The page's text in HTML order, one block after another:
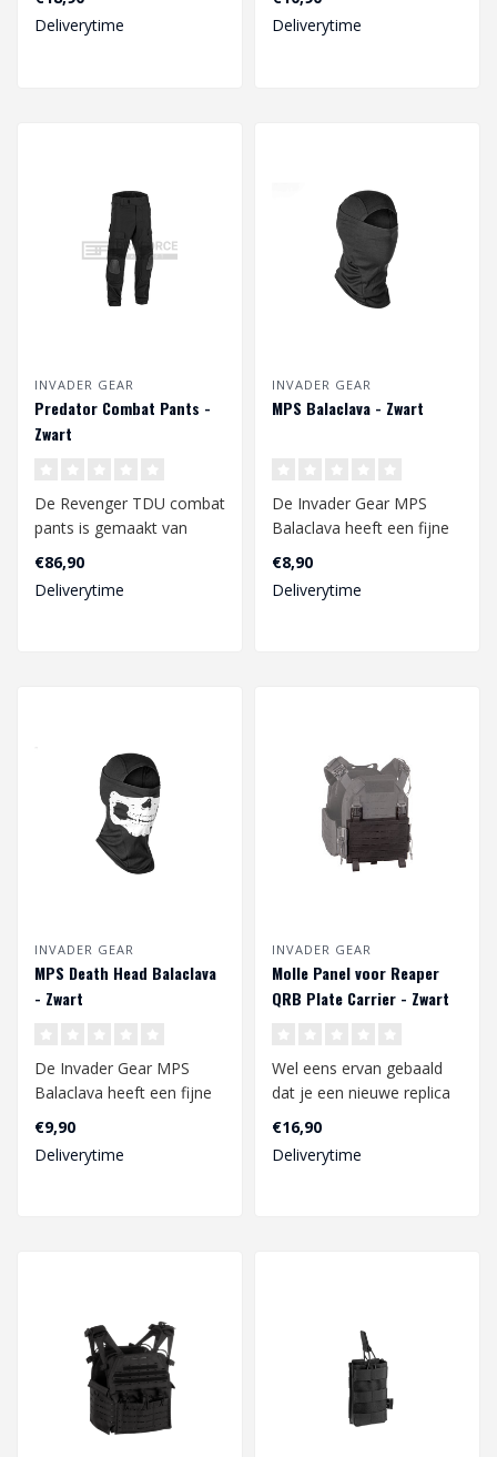
of inzeth..
Deliverytime
neopreen oppervlak..
Deliverytime
INVADER GEAR
Predator Combat Pants -
Zwart
De Revenger TDU combat
pants is gemaakt van
ripstop geweven katoen
en polyester...
€86,90
Deliverytime
INVADER GEAR
MPS Balaclava - Zwart
De Invader Gear MPS
Balaclava heeft een fijne
pasvorm en voelt
comfortabel aan. ..
€8,90
Deliverytime
INVADER GEAR
MPS Death Head Balaclava
- Zwart
De Invader Gear MPS
Balaclava heeft een fijne
comfortabel aan. ..
€9,90
Deliverytime
INVADER GEAR
Molle Panel voor Reaper
QRB Plate Carrier - Zwart
Wel eens ervan gebaald
dat je een nieuwe replica
elke keer..
€16,90
Deliverytime